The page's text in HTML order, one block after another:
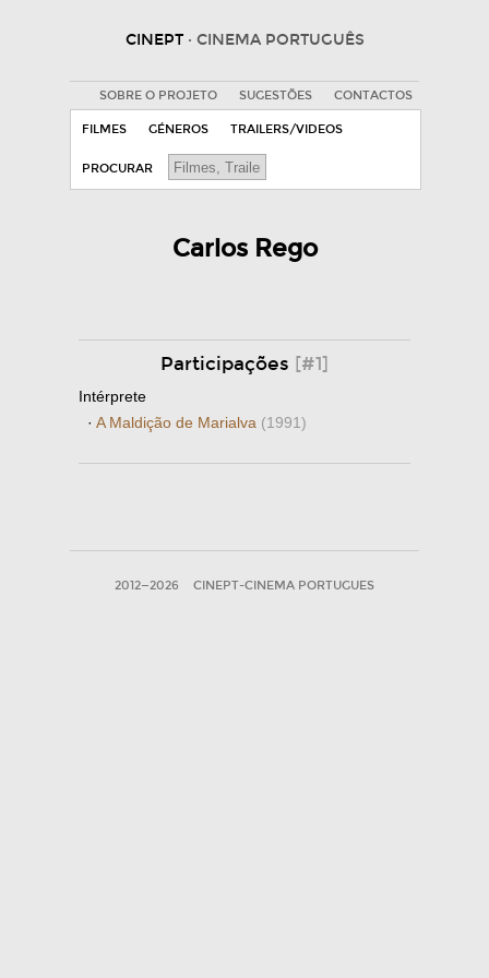
CINEPT · CINEMA PORTUGUÊS
SOBRE O PROJETO SUGESTÕES CONTACTOS
FILMES GÉNEROS TRAILERS/VIDEOS
PROCURAR
Carlos Rego
Participações [#1]
Intérprete
· A Maldição de Marialva (1991)
2012—2026 CINEPT-CINEMA PORTUGUES